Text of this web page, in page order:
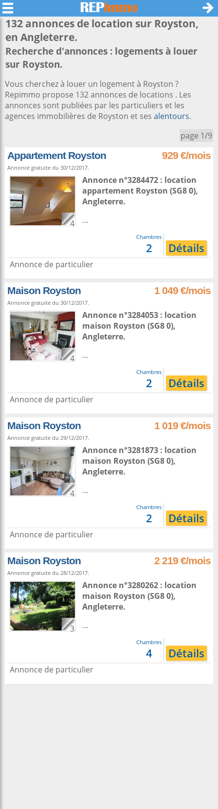
132 annonces de location sur Royston,
en Angleterre.
Recherche d'annonces : logements à louer
sur Royston.
Vous cherchez à louer un logement à Royston ?
Repimmo propose 132 annonces de locations . Les
annonces sont publiées par les particuliers et les
agences immobilières de Royston et ses alentours.
page 1/9
Appartement Royston 929 €/mois
Annonce gratuite du 30/12/2017.
4
Annonce n°3284472 : location
appartement Royston (SG8 0),
Angleterre.
...
Chambres
2 Détails
Annonce de particulier
Maison Royston 1 049 €/mois
Annonce gratuite du 30/12/2017.
4
Annonce n°3284053 : location
maison Royston (SG8 0),
Angleterre.
...
Chambres
2 Détails
Annonce de particulier
Maison Royston 1 019 €/mois
Annonce gratuite du 29/12/2017.
4
Annonce n°3281873 : location
maison Royston (SG8 0),
Angleterre.
...
Chambres
2 Détails
Annonce de particulier
Maison Royston 2 219 €/mois
Annonce gratuite du 28/12/2017.
3
Annonce n°3280262 : location
maison Royston (SG8 0),
Angleterre.
...
Chambres
4 Détails
Annonce de particulier